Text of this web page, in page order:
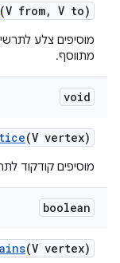
(V from, V to)
מוסיפים צלע
מתווסף.
void
(V vertex)
מוסיפים קודקוד
boolean
(V vertex)